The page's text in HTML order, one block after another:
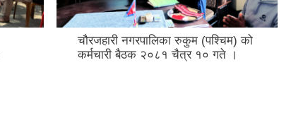
चौरजहारी नगरपालिका रुकुम (पश्चिम) को
कर्मचारी बैठक २०८१ चैत्र १० गते ।